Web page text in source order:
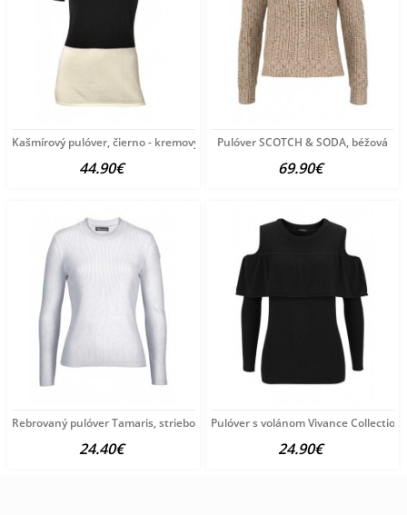
Kašmírový pulóver, čierno - kremový
44.90€
Pulóver SCOTCH & SODA, béžová
69.90€
Rebrovaný pulóver Tamaris, strieborno-sivý
24.40€
Pulóver s volánom Vivance
24.90€